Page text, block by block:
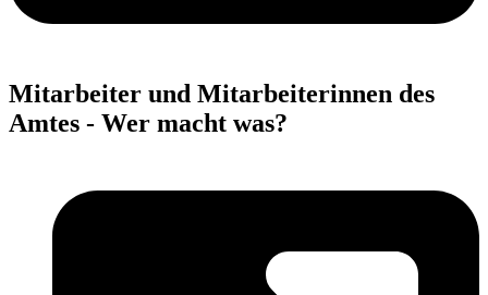
Mitarbeiter und Mitarbeiterinnen des
Amtes - Wer macht was?